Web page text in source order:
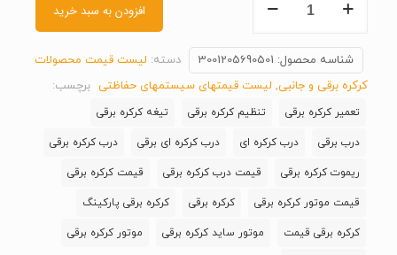
ساید
1000
روبوست
ساید
روبوست
افزودن به سبد خرید
شناسه محصول: 3001205690501 دسته: لیست قیمت محصولات
کرکره برقی و جانبی, لیست قیمتهای سیستمهای حفاظتی برچسب:
تعمیر کرکره برقی تنظیم کرکره برقی تیغه کرکره برقی
درب برقی درب کرکره ای درب کرکره ای برقی درب کرکره برقی
ریموت کرکره برقی قیمت درب کرکره برقی قیمت کرکره برقی
قیمت موتور کرکره برقی کرکره برقی کرکره برقی پارکینگ
کرکره برقی قیمت موتور ساید کرکره برقی موتور کرکره برقی